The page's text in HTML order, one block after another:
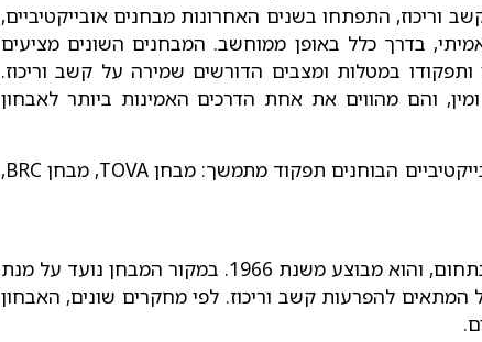
וריכוז, התפתחו בשנים האחרונות מבחנים אובייקטיביים,
בדרך כלל באופן ממוחשב. המבחנים השונים מציעים
ותפקודו במטלות ומצבים הדורשים שמירה על קשב וריכוז.
והם מהווים את אחת הדרכים האמינות ביותר לאבחון
בישראל נפוצים שלושה סוגי מבחנים אובייקטיביים הבוחנים תפקוד מתמשך: מבחן TOVA, מבחן BRC,
מבחן TOVA הינו המבחן הוותיק ביותר בתחום, והוא מבוצע משנת 1966. במקור המבחן נועד על מנת
המתאים להפרעות קשב וריכוז. לפי מחקרים שונים, האבחון